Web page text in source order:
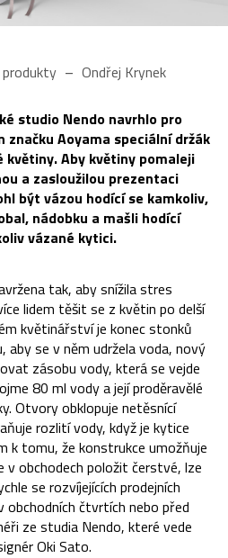
produkty Ondřej Krynek
studio Nendo navrhlo pro
Aoyama speciální držák
květiny. Aby květiny pomaleji
a zasloužilou prezentaci
být vázou hodící se kamkoliv,
nádobku a mašli hodící
vázané kytici.
tak, aby snížila stres
lidem těšit se z květin po delší
květinářství je konec stonků
aby se v něm udržela voda, nový
zásobu vody, která se vejde
80 ml vody a její proděravělé
Otvory obklopuje netěsnící
rozlití vody, když je kytice
k tomu, že konstrukce umožňuje
v obchodech položit čerstvé, lze
se rozvíjejících prodejních
obchodních čtvrtích nebo před
ze studia Nendo, které vede
Oki Sato.